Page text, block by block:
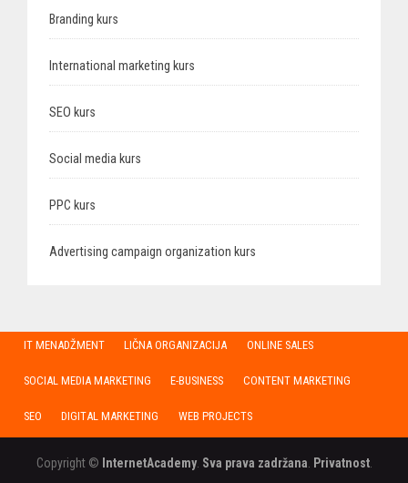
Branding kurs
International marketing kurs
SEO kurs
Social media kurs
PPC kurs
Advertising campaign organization kurs
IT MENADŽMENT LIČNA ORGANIZACIJA ONLINE SALES
SOCIAL MEDIA MARKETING E-BUSINESS CONTENT MARKETING
SEO DIGITAL MARKETING WEB PROJECTS
Copyright © InternetAcademy. Sva prava zadržana Privatnost.